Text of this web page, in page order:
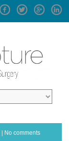
FacebookTwitterGPlus
| No comments